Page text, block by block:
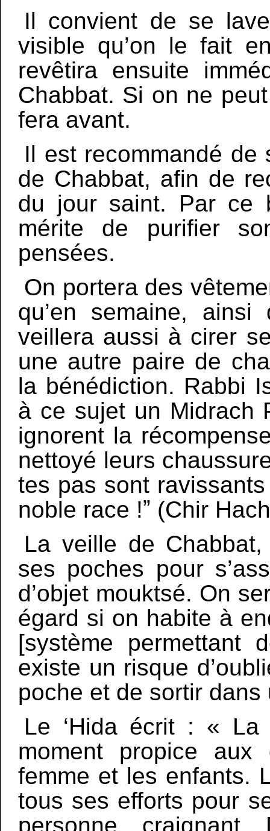
Il convient de se
visible qu’on le fait
revêtira ensuite
Chabbat. Si on ne
fera avant.
Il est recommandé
de Chabbat, afin de
du jour saint. Par ce
mérite de purifier
pensées.
On portera des
qu’en semaine,
veillera aussi à cirer
une autre paire de
la bénédiction. Rabbi
à ce sujet un Midrach
ignorent la
nettoyé leurs
tes pas sont
noble race !ˮ (Chir
La veille de
ses poches pour
d’objet mouktsé. On
égard si on habite à
[système permettant
existe un risque
poche et de sortir
Le ‘Hida écrit : « La
moment propice aux
femme et les enfants.
tous ses efforts pour
personne